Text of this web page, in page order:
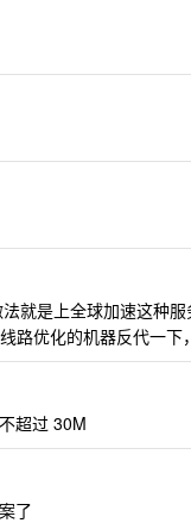
就是上全球加速这种
路优化的机器反代一下
超过 30M
了